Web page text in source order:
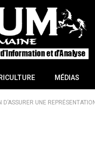
MÉDIAS
UNE